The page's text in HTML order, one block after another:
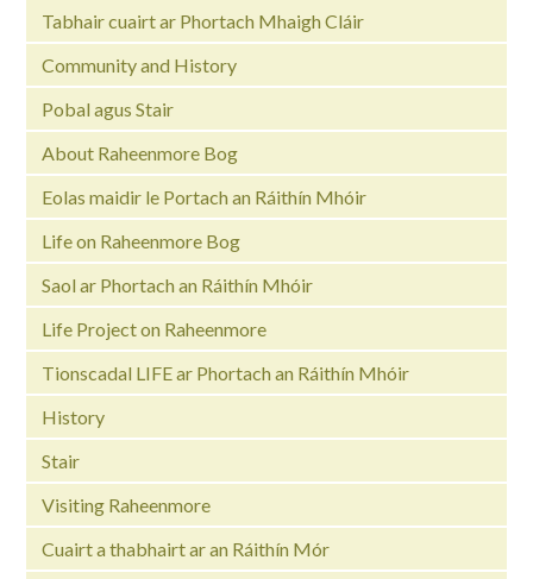
Tabhair cuairt ar Phortach Mhaigh Cláir
Community and History
Pobal agus Stair
About Raheenmore Bog
Eolas maidir le Portach an Ráithín Mhóir
Life on Raheenmore Bog
Saol ar Phortach an Ráithín Mhóir
Life Project on Raheenmore
Tionscadal LIFE ar Phortach an Ráithín Mhóir
History
Stair
Visiting Raheenmore
Cuairt a thabhairt ar an Ráithín Mór